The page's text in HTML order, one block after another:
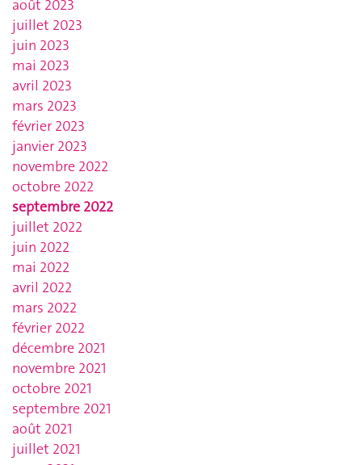
août 2023
juillet 2023
juin 2023
mai 2023
avril 2023
mars 2023
février 2023
janvier 2023
novembre 2022
octobre 2022
septembre 2022
juillet 2022
juin 2022
mai 2022
avril 2022
mars 2022
février 2022
décembre 2021
novembre 2021
octobre 2021
septembre 2021
août 2021
juillet 2021